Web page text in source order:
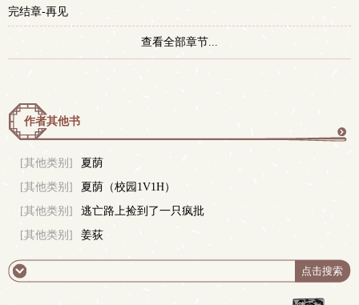
完结章-再见
查看全部章节...
作者其他书
[其他类别]
夏荫
[其他类别]
夏荫（校园1V1H）
[其他类别]
逃亡路上捡到了一只疯批
[其他类别]
姜荻